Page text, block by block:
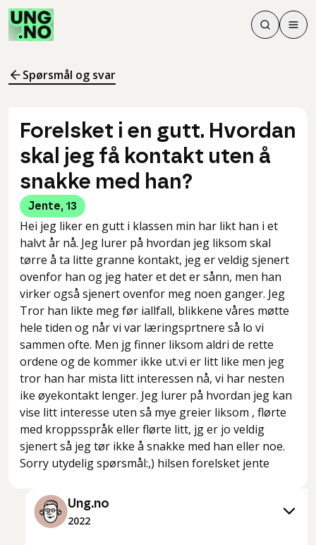
Søk
Søk
Meny
Spørsmål og svar
Forelsket i en gutt. Hvordan
skal jeg få kontakt uten å
snakke med han?
Jente, 13
Hei jeg liker en gutt i klassen min har likt han i et
halvt år nå. Jeg lurer på hvordan jeg liksom skal
tørre å ta litte granne kontakt, jeg er veldig sjenert
ovenfor han og jeg hater et det er sånn, men han
virker også sjenert ovenfor meg noen ganger. Jeg
Tror han likte meg før iallfall, blikkene våres møtte
hele tiden og når vi var læringsprtnere så lo vi
sammen ofte. Men jg finner liksom aldri de rette
ordene og de kommer ikke ut.vi er litt like men jeg
tror han har mista litt interessen nå, vi har nesten
ike øyekontakt lenger. Jeg lurer på hvordan jeg kan
vise litt interesse uten så mye greier liksom , flørte
med kroppsspråk eller flørte litt, jg er jo veldig
sjenert så jeg tør ikke å snakke med han eller noe.
Sorry utydelig spørsmål:,) hilsen forelsket jente
Ung.no
2022